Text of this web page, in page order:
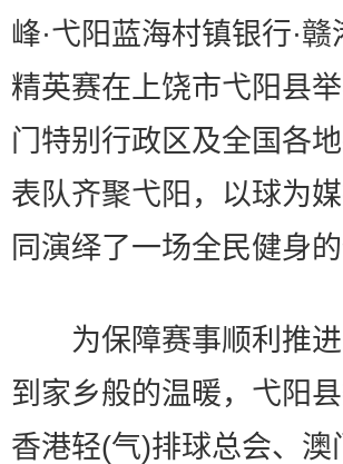
峰·弋阳蓝海村镇银行·
精英赛在上饶市弋阳县
门特别行政区及全国各
表队齐聚弋阳，以球为
同演绎了一场全民健身的
为保障赛事顺利推进
到家乡般的温暖，弋阳
香港轻(气)排球总会、